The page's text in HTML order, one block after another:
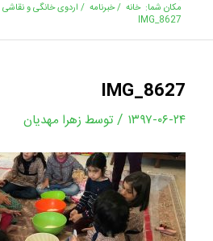
مکان شما: خانه /خبرنامه / اردوی خانگی و نقاشی
IMG_8627
IMG_8627
۱۳۹۷-۰۶-۲۴ / توسط زهرا مهدیان